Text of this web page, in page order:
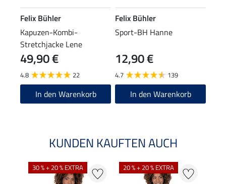
Felix Bühler
Kapuzen-Kombi-
Stretchjacke Lene
49,90 €
4.8 22
In den Warenkorb
Felix Bühler
Sport-BH Hanne
12,90 €
4.7 139
In den Warenkorb
KUNDEN KAUFTEN AUCH
30 % + 20 % EXTRA 20 % + 20 % EXTRA